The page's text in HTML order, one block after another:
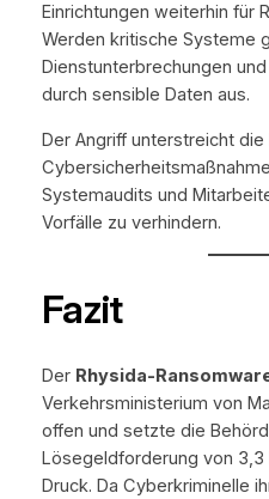
Einrichtungen weiterhin für
Werden kritische Systeme
Dienstunterbrechungen
durch sensible Daten aus.
Der Angriff unterstreicht
Systemaudits und
Vorfälle zu verhindern.
Fazit
Der Rhysida-
Verkehrsministerium von
offen und setzte die
Lösegeldforderung von 3,3
Druck. Da Cyberkriminelle